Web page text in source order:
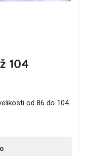
104
od 86 do 104.